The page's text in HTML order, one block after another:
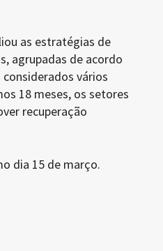
as estratégias de
agrupadas de acordo
vários
18 meses, os setores
recuperação
dia 15 de março.